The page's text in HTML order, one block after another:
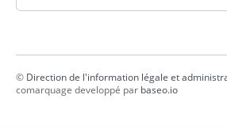
© Direction de l'information légale et
comarquage developpé par baseo.io